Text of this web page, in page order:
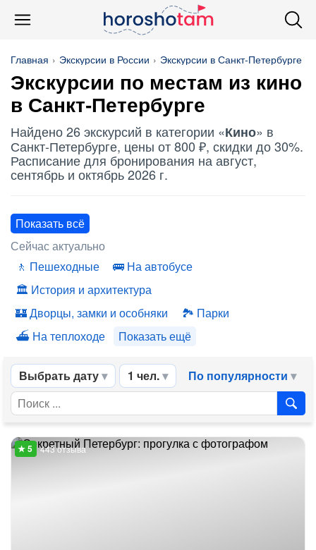
Главная Экскурсии в России Экскурсии в Санкт-Петербурге
Экскурсии по местам из кино
в Санкт-Петербурге
Найдено 26 экскурсий в категории «Кино» в
Санкт-Петербурге, цены от 800 ₽, скидки до 30%.
Расписание для бронирования на август,
сентябрь и октябрь 2026 г.
Показать всё
Сейчас актуально
Пешеходные
На автобусе
История и архитектура
Дворцы, замки и особняки
Парки
На теплоходе
Показать ещё
Выбрать дату 1 чел. По популярности
443 отзыва